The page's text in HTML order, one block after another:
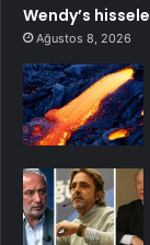
Wendy’s
Ağustos 8, 2026